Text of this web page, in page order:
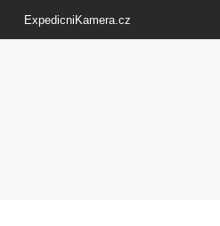
ExpedicniKamera.cz